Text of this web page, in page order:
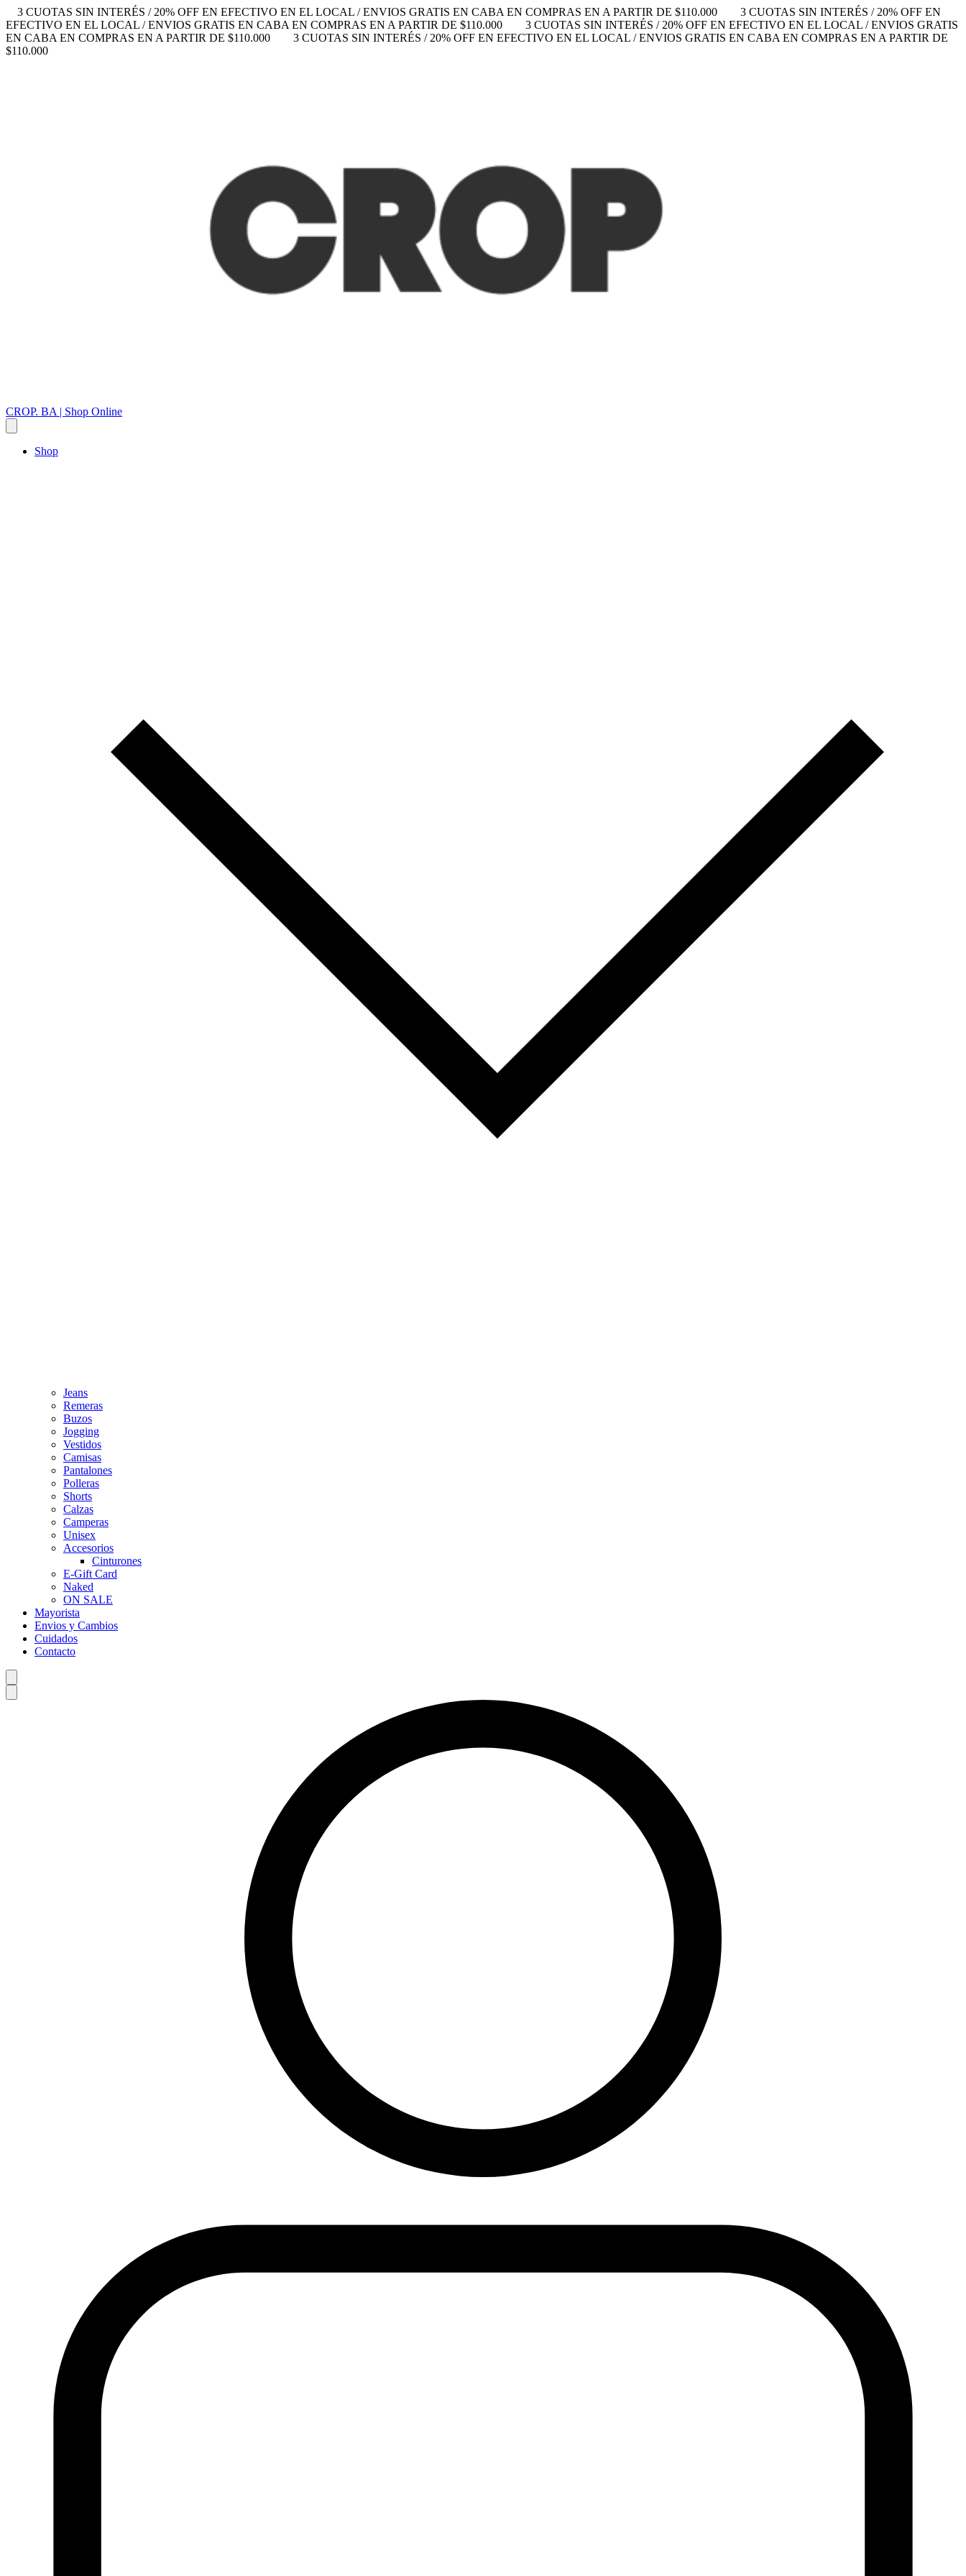
3 CUOTAS SIN INTERÉS / 20% OFF EN EFECTIVO EN EL LOCAL / ENVIOS GRATIS EN CABA EN COMPRAS EN A PARTIR DE $110.000
3 CUOTAS SIN INTERÉS / 20% OFF EN
EFECTIVO EN EL LOCAL / ENVIOS GRATIS EN CABA EN COMPRAS EN A PARTIR DE $110.000
3 CUOTAS SIN INTERÉS / 20% OFF EN EFECTIVO EN EL LOCAL / ENVIOS GRATIS
EN CABA EN COMPRAS EN A PARTIR DE $110.000
3 CUOTAS SIN INTERÉS / 20% OFF EN EFECTIVO EN EL LOCAL / ENVIOS GRATIS EN CABA EN COMPRAS EN A PARTIR DE
$110.000
CROP. BA | Shop Online
Shop
Jeans
Remeras
Buzos
Jogging
Vestidos
Camisas
Pantalones
Polleras
Shorts
Calzas
Camperas
Unisex
Accesorios
Cinturones
E-Gift Card
Naked
ON SALE
Mayorista
Envios y Cambios
Cuidados
Contacto